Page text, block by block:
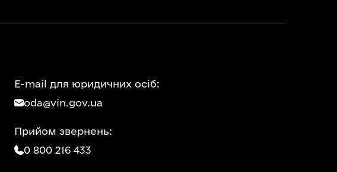
E-mail для юридичних осіб:
oda@vin.gov.ua
Прийом звернень:
0 800 216 433